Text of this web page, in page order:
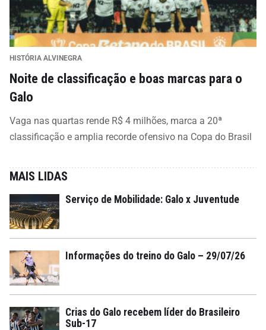
HISTÓRIA ALVINEGRA
Noite de classificação e boas marcas para o
Galo
Vaga nas quartas rende R$ 4 milhões, marca a 20ª
classificação e amplia recorde ofensivo na Copa do Brasil
MAIS LIDAS
Serviço de Mobilidade: Galo x Juventude
Informações do treino do Galo – 29/07/26
Crias do Galo recebem líder do Brasileiro
Sub-17